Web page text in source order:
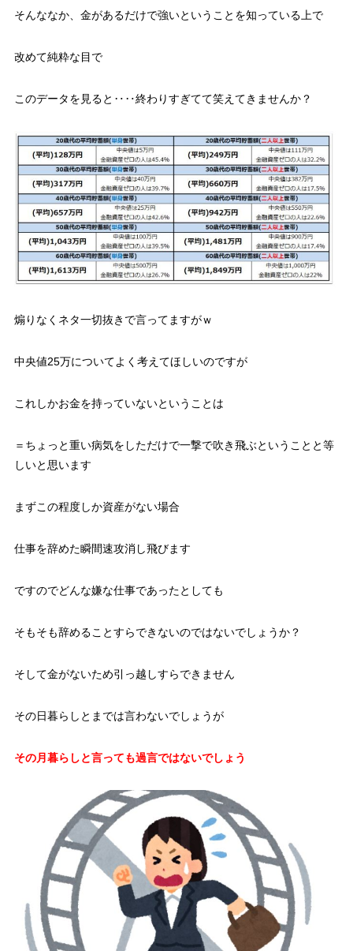
そんななか、金があるだけで強いということを知っている上で
改めて純粋な目で
このデータを見ると‥‥終わりすぎてて笑えてきませんか？
煽りなくネタ一切抜きで言ってますがｗ
中央値25万についてよく考えてほしいのですが
これしかお金を持っていないということは
＝ちょっと重い病気をしただけで一撃で吹き飛ぶということと等
しいと思います
まずこの程度しか資産がない場合
仕事を辞めた瞬間速攻消し飛びます
ですのでどんな嫌な仕事であったとしても
そもそも辞めることすらできないのではないでしょうか？
そして金がないため引っ越しすらできません
その日暮らしとまでは言わないでしょうが
その月暮らしと言っても過言ではないでしょう